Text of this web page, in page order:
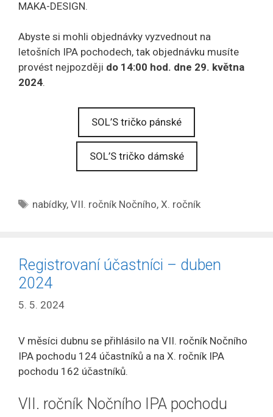
MAKA-DESIGN.
Abyste si mohli objednávky vyzvednout na
letošních IPA pochodech, tak objednávku musíte
provést nejpozději do 14:00 hod. dne 29. května
2024.
SOL’S tričko pánské
SOL’S tričko dámské
Štítky
nabídky,VII. ročník Nočního, X. ročník
Registrovaní účastníci – duben
2024
5. 5. 2024
V měsíci dubnu se přihlásilo na VII. ročník Nočního
IPA pochodu 124 účastníků a na X. ročník IPA
pochodu 162 účastníků.
VII. ročník Nočního IPA pochodu